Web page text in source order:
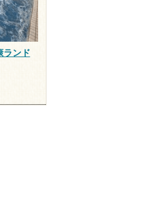
ランド